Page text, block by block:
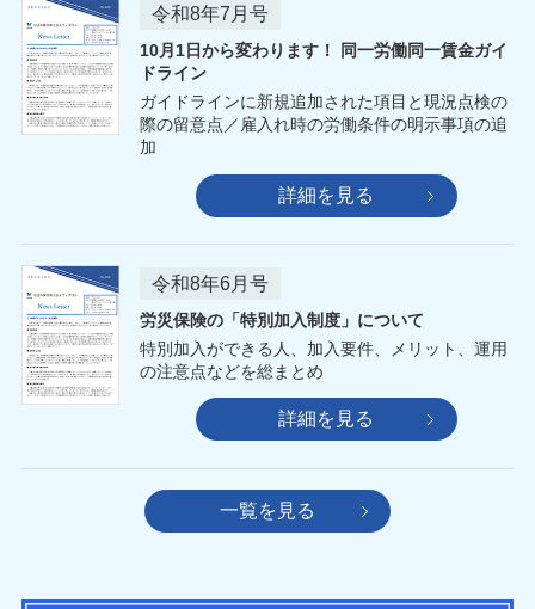
令和8年7月号
10月1日から変わります！ 同一労働同一賃金ガイ
ドライン
ガイドラインに新規追加された項目と現況点検の
際の留意点／雇入れ時の労働条件の明示事項の追
加
詳細を見る
令和8年6月号
労災保険の「特別加入制度」について
特別加入ができる人、加入要件、メリット、運用
の注意点などを総まとめ
詳細を見る
一覧を見る